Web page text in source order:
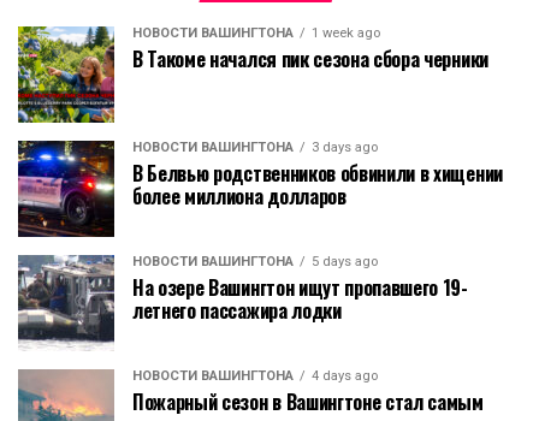
НОВОСТИ ВАШИНГТОНА 1 week ago
В Такоме начался пик сезона сбора черники
НОВОСТИ ВАШИНГТОНА 3 days ago
В Белвью родственников обвинили в хищении
более миллиона долларов
НОВОСТИ ВАШИНГТОНА 5 days ago
На озере Вашингтон ищут пропавшего 19-
летнего пассажира лодки
НОВОСТИ ВАШИНГТОНА 4 days ago
Пожарный сезон в Вашингтоне стал самым